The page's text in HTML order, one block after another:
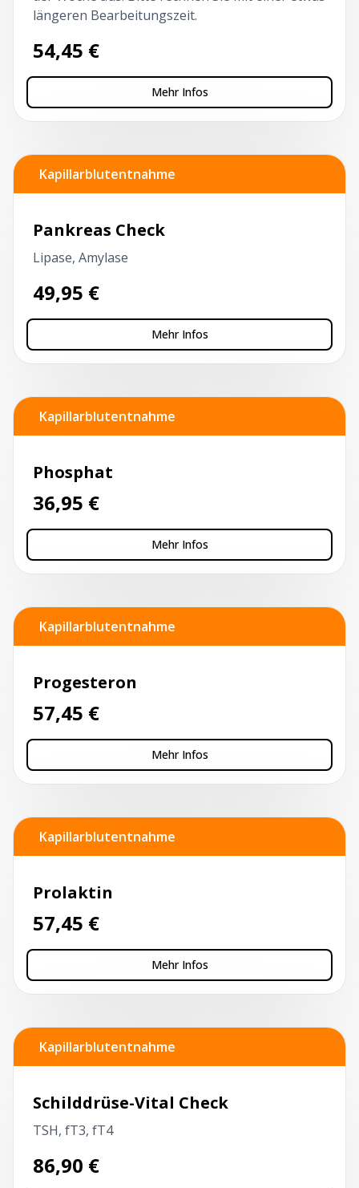
längeren Bearbeitungszeit.
54,45 €
Mehr Infos
Kapillarblutentnahme
Pankreas Check
Lipase, Amylase
49,95 €
Mehr Infos
Kapillarblutentnahme
Phosphat
36,95 €
Mehr Infos
Kapillarblutentnahme
Progesteron
57,45 €
Mehr Infos
Kapillarblutentnahme
Prolaktin
57,45 €
Mehr Infos
Kapillarblutentnahme
Schilddrüse-Vital Check
TSH, fT3, fT4
86,90 €